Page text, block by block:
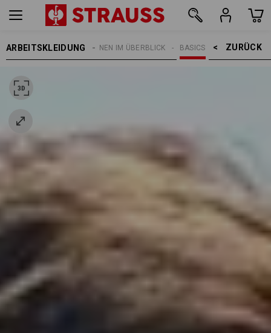
ARBEITSKLEIDUNG ZURÜCK    >
BASICS
E.S. KOLLEKTIONEN IM ÜBERBLICK
THEMEN